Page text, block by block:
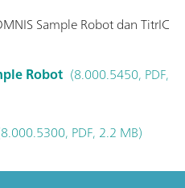
Sample Robot dan TitrIC
Robot (8.000.5450, PDF,
PDF, 2.2 MB)